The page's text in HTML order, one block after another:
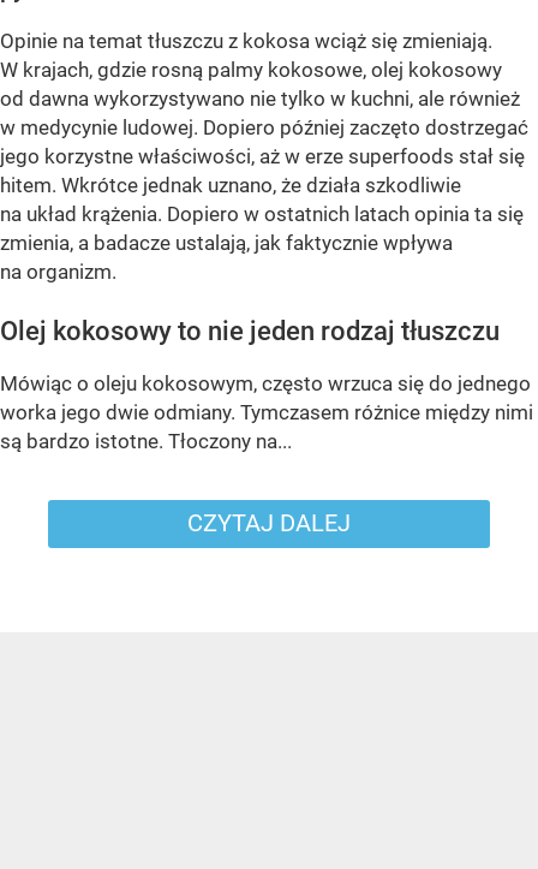
Opinie na temat tłuszczu z kokosa wciąż się zmieniają.
W krajach, gdzie rosną palmy kokosowe, olej kokosowy
od dawna wykorzystywano nie tylko w kuchni, ale również
w medycynie ludowej. Dopiero później zaczęto dostrzegać
jego korzystne właściwości, aż w erze superfoods stał się
hitem. Wkrótce jednak uznano, że działa szkodliwie
na układ krążenia. Dopiero w ostatnich latach opinia ta się
zmienia, a badacze ustalają, jak faktycznie wpływa
na organizm.
Olej kokosowy to nie jeden rodzaj tłuszczu
Mówiąc o oleju kokosowym, często wrzuca się do jednego
worka jego dwie odmiany. Tymczasem różnice między nimi
są bardzo istotne. Tłoczony na...
CZYTAJ DALEJ